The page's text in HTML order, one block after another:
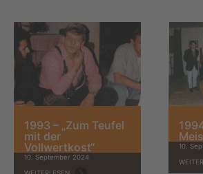
1993 – „Zum Teufel
mit der
Vollwertkost“
10. September 2024
10.